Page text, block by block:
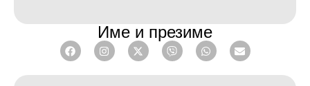
Име и презиме